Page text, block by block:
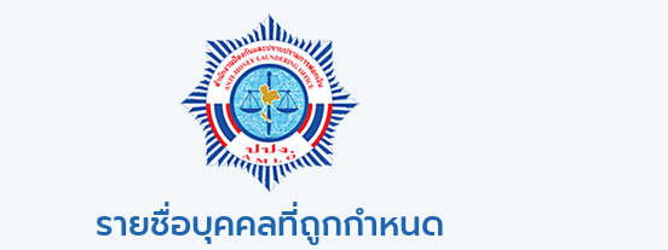
รายชื่อบุคคลที่ถูกกำหนด